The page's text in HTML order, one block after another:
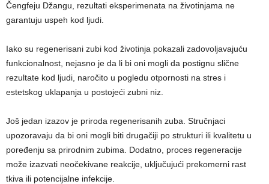
Čengfeju Džangu, rezultati eksperimenata na životinjama ne
garantuju uspeh kod ljudi.
Iako su regenerisani zubi kod životinja pokazali zadovoljavajuću
funkcionalnost, nejasno je da li bi oni mogli da postignu slične
rezultate kod ljudi, naročito u pogledu otpornosti na stres i
estetskog uklapanja u postojeći zubni niz.
Još jedan izazov je priroda regenerisanih zuba. Stručnjaci
upozoravaju da bi oni mogli biti drugačiji po strukturi ili kvalitetu u
poređenju sa prirodnim zubima. Dodatno, proces regeneracije
može izazvati neočekivane reakcije, uključujući prekomerni rast
tkiva ili potencijalne infekcije.